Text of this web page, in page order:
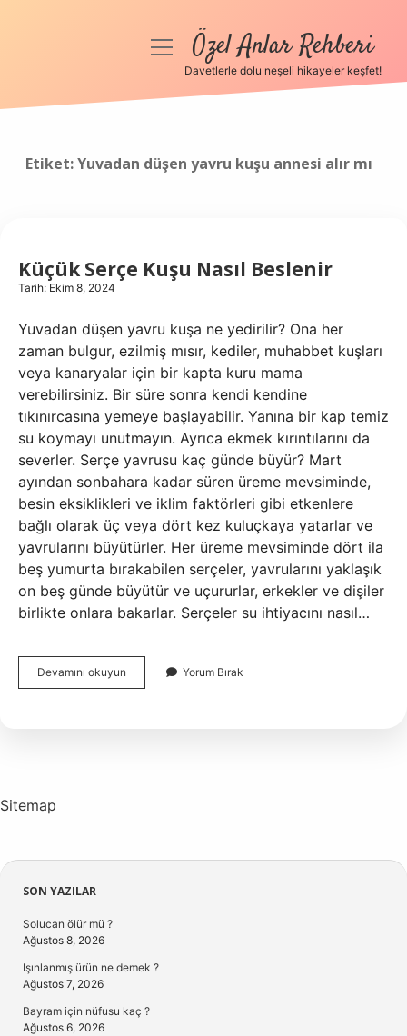
Anasayfa
menüyüÖzel Anlar Rehberi
Davetlerle dolu neşeli hikayeler keşfet!
Etiket:Yuvadan düşen yavru kuşu annesi alır mı
Küçük Serçe Kuşu Nasıl Beslenir
Tarih: Ekim 8, 2024
Yuvadan düşen yavru kuşa ne yedirilir? Ona her
zaman bulgur, ezilmiş mısır, kediler, muhabbet kuşları
veya kanaryalar için bir kapta kuru mama
verebilirsiniz. Bir süre sonra kendi kendine
tıkınırcasına yemeye başlayabilir. Yanına bir kap temiz
su koymayı unutmayın. Ayrıca ekmek kırıntılarını da
severler. Serçe yavrusu kaç günde büyür? Mart
ayından sonbahara kadar süren üreme mevsiminde,
besin eksiklikleri ve iklim faktörleri gibi etkenlere
bağlı olarak üç veya dört kez kuluçkaya yatarlar ve
yavrularını büyütürler. Her üreme mevsiminde dört ila
beş yumurta bırakabilen serçeler, yavrularını yaklaşık
on beş günde büyütür ve uçururlar, erkekler ve dişiler
birlikte onlara bakarlar. Serçeler su ihtiyacını nasıl…
Devamını okuyun
Serçe
Yorum Bırak
Sitemap
Sidebar
SON YAZILAR
Solucan ölür mü ?
Ağustos 8, 2026
Işınlanmış ürün ne demek ?
Ağustos 7, 2026
Bayram için nüfusu kaç ?
Ağustos 6, 2026